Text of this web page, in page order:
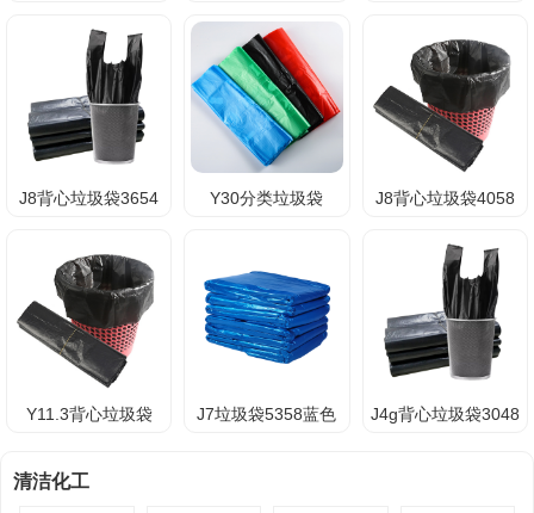
J8背心垃圾袋3654
Y30分类垃圾袋
J8背心垃圾袋4058
Y11.3背心垃圾袋
J7垃圾袋5358蓝色 J4g背心垃圾袋3048
清洁化工